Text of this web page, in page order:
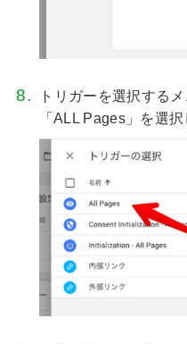
トリガーを選択する
「ALL Pages」を選択